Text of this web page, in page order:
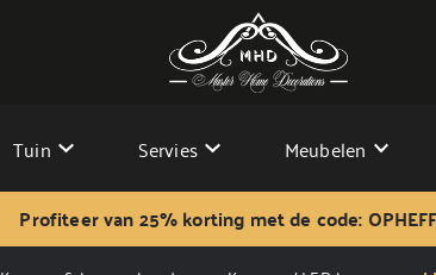
Tuin Servies Meubelen
Profiteer van 25% korting met de code: